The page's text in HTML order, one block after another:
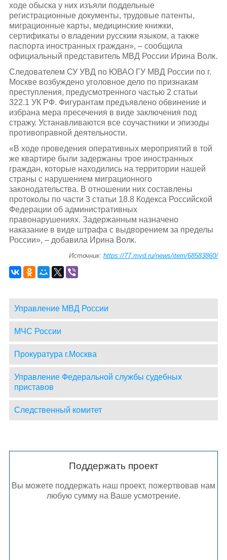
ходе обыска у них изъяли поддельные
регистрационные документы, трудовые патенты,
миграционные карты, медицинские книжки,
сертификаты о владении русским языком, а также
паспорта иностранных граждан», – сообщила
официальный представитель МВД России Ирина Волк.
Следователем СУ УВД по ЮВАО ГУ МВД России по г.
Москве возбуждено уголовное дело по признакам
преступления, предусмотренного частью 2 статьи
322.1 УК РФ. Фигурантам предъявлено обвинение и
избрана мера пресечения в виде заключения под
стражу. Устанавливаются все соучастники и эпизоды
противоправной деятельности.
«В ходе проведения оперативных мероприятий в той
же квартире были задержаны трое иностранных
граждан, которые находились на территории нашей
страны с нарушением миграционного
законодательства. В отношении них составлены
протоколы по части 3 статьи 18.8 Кодекса Российской
Федерации об административных
правонарушениях. Задержанным назначено
наказание в виде штрафа с выдворением за пределы
России», – добавила Ирина Волк.
Источник:https://77.mvd.ru/news/item/68583860/
Управление МВД России
МЧС России
Прокуратура г.Москва
Управление Федеральной службы судебных
приставов
Следственный комитет
Поддержать проект
Вы можете поддержать наш проект, пожертвовав нам
любую сумму на Ваше усмотрение.